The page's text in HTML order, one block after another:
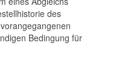
des
Bedingung für